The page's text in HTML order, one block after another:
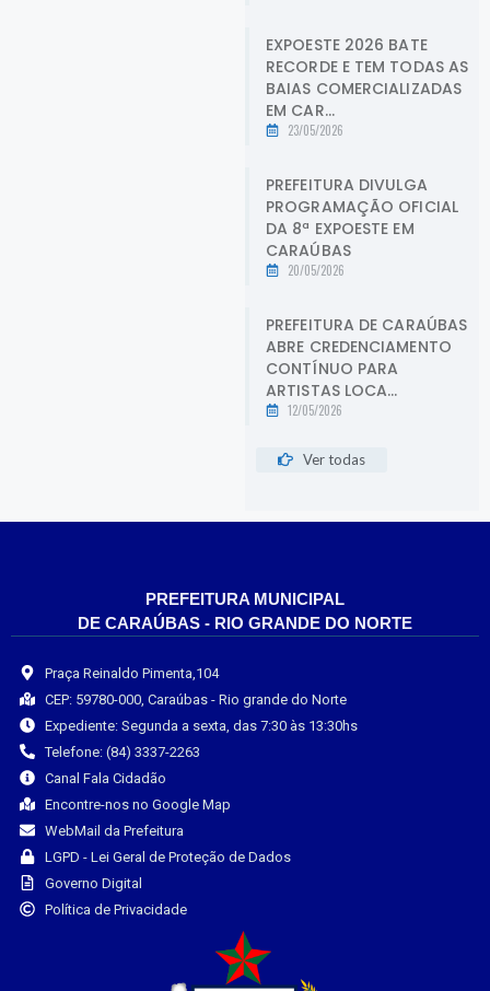
EXPOESTE 2026 BATE
RECORDE E TEM TODAS AS
BAIAS COMERCIALIZADAS
EM CAR...
23/05/2026
PREFEITURA DIVULGA
PROGRAMAÇÃO OFICIAL
DA 8ª EXPOESTE EM
CARAÚBAS
20/05/2026
PREFEITURA DE CARAÚBAS
ABRE CREDENCIAMENTO
CONTÍNUO PARA
ARTISTAS LOCA...
12/05/2026
Ver todas
PREFEITURA MUNICIPAL
DE CARAÚBAS - RIO GRANDE DO NORTE
Praça Reinaldo Pimenta,104
CEP: 59780-000, Caraúbas - Rio grande do Norte
Expediente: Segunda a sexta, das 7:30 às 13:30hs
Telefone: (84) 3337-2263
Canal Fala Cidadão
Encontre-nos no Google Map
WebMail da Prefeitura
LGPD - Lei Geral de Proteção de Dados
Governo Digital
Política de Privacidade